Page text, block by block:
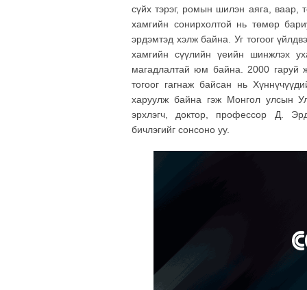
сүйх тэрэг, ромын шилэн аяга, ваар,
хамгийн сонирхолтой нь төмөр
эрдэмтэд хэлж байна. Уг тогоог
хамгийн сүүлийн үеийн шинжлэх
магадлалтай юм байна. 2000 гаруй
тогоог гагнаж байсан нь
харуулж байна гэж Монгол улсын
эрхлэгч, доктор, профессор Д.
бичлэгийг сонсоно уу.